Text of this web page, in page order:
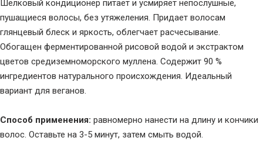
Шелковый кондиционер питает и усмиряет непослушные,
пушащиеся волосы, без утяжеления. Придает волосам
глянцевый блеск и яркость, облегчает расчесывание.
Обогащен ферментированной рисовой водой и экстрактом
цветов средиземноморского муллена. Содержит 90 %
ингредиентов натурального происхождения. Идеальный
вариант для веганов.
Способ применения: равномерно нанести на длину и кончики
волос. Оставьте на 3-5 минут, затем смыть водой.